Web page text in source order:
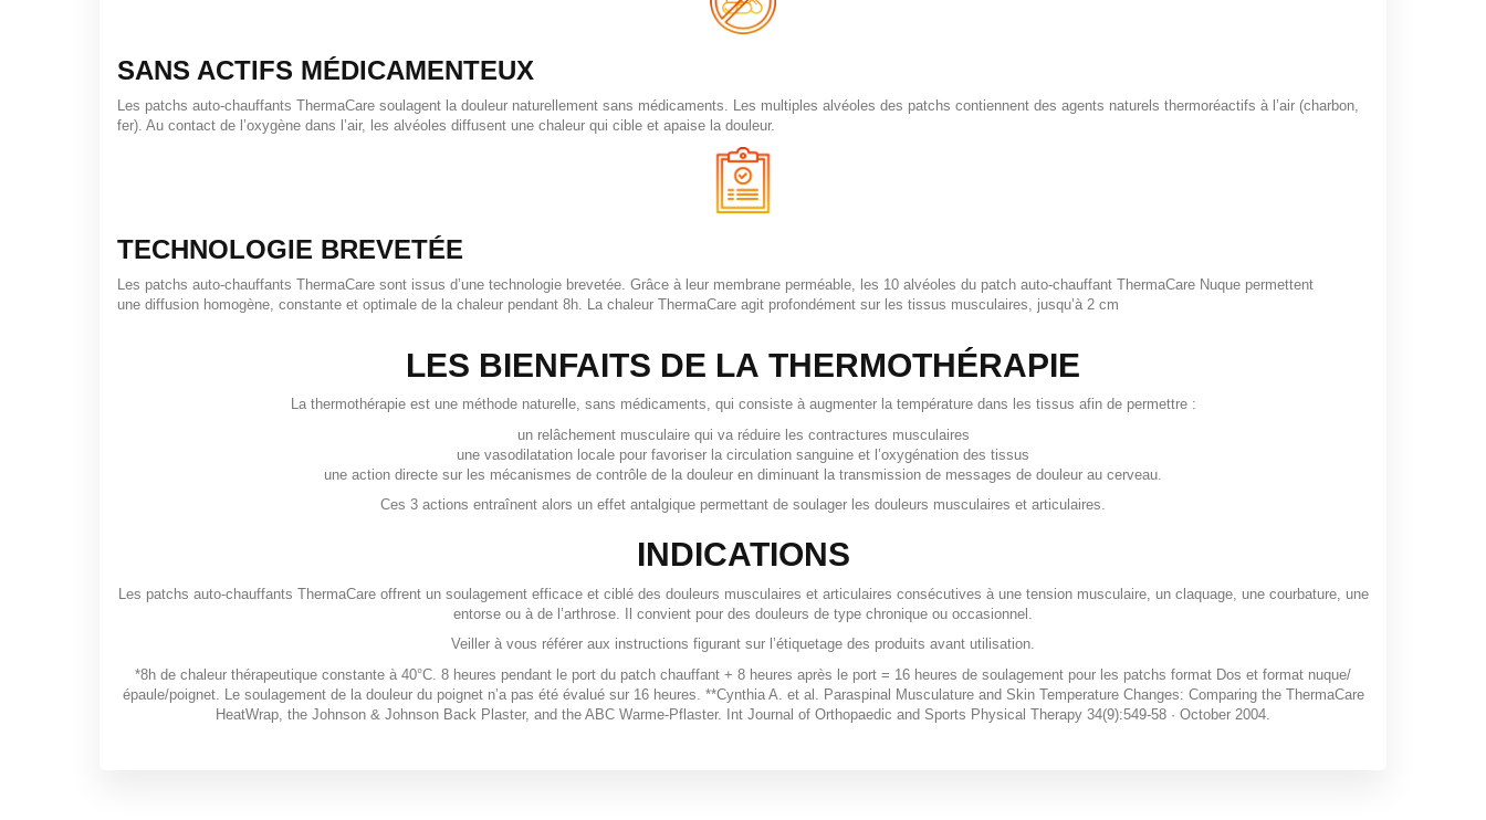
SANS ACTIFS MÉDICAMENTEUX
Les patchs auto-chauffants ThermaCare soulagent la douleur naturellement sans médicaments. Les multiples alvéoles des patchs contiennent des agents naturels thermoréactifs à l’air (charbon,
fer). Au contact de l’oxygène dans l’air, les alvéoles diffusent une chaleur qui cible et apaise la douleur.
TECHNOLOGIE BREVETÉE
Les patchs auto-chauffants ThermaCare sont issus d’une technologie brevetée. Grâce à leur membrane perméable, les 10 alvéoles du patch auto-chauffant ThermaCare Nuque permettent
une diffusion homogène, constante et optimale de la chaleur pendant 8h. La chaleur ThermaCare agit profondément sur les tissus musculaires, jusqu’à 2 cm
LES BIENFAITS DE LA THERMOTHÉRAPIE
La thermothérapie est une méthode naturelle, sans médicaments, qui consiste à augmenter la température dans les tissus afin de permettre :
un relâchement musculaire qui va réduire les contractures musculaires
une vasodilatation locale pour favoriser la circulation sanguine et l’oxygénation des tissus
une action directe sur les mécanismes de contrôle de la douleur en diminuant la transmission de messages de douleur au cerveau.
Ces 3 actions entraînent alors un effet antalgique permettant de soulager les douleurs musculaires et articulaires.
INDICATIONS
Les patchs auto-chauffants ThermaCare offrent un soulagement efficace et ciblé des douleurs musculaires et articulaires consécutives à une tension musculaire, un claquage, une courbature, une
entorse ou à de l’arthrose. Il convient pour des douleurs de type chronique ou occasionnel.
Veiller à vous référer aux instructions figurant sur l’étiquetage des produits avant utilisation.
*8h de chaleur thérapeutique constante à 40°C. 8 heures pendant le port du patch chauffant + 8 heures après le port = 16 heures de soulagement pour les patchs format Dos et format nuque/
épaule/poignet. Le soulagement de la douleur du poignet n’a pas été évalué sur 16 heures. **Cynthia A. et al. Paraspinal Musculature and Skin Temperature Changes: Comparing the ThermaCare
HeatWrap, the Johnson & Johnson Back Plaster, and the ABC Warme-Pflaster. Int Journal of Orthopaedic and Sports Physical Therapy 34(9):549-58 · October 2004.